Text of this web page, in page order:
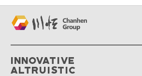
Innovative
Altruistic